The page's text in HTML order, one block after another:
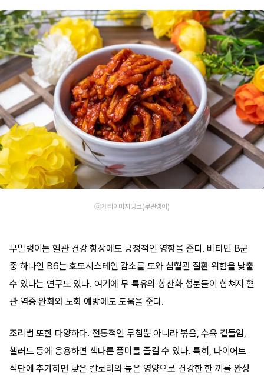
ⓒ게티이미지뱅크(무말랭이)
무말랭이는 혈관 건강 향상에도 긍정적인 영향을 준다. 비타민 B군
중 하나인 B6는 호모시스테인 감소를 도와 심혈관 질환 위험을 낮출
수 있다는 연구도 있다. 여기에 무 특유의 항산화 성분들이 합쳐져 혈
관 염증 완화와 노화 예방에도 도움을 준다.
조리법 또한 다양하다. 전통적인 무침뿐 아니라 볶음, 수육 곁들임,
샐러드 등에 응용하면 색다른 풍미를 즐길 수 있다. 특히, 다이어트
식단에 추가하면 낮은 칼로리와 높은 영양으로 건강한 한 끼를 완성